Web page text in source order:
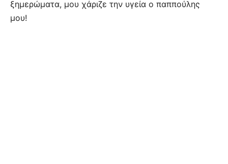
ξημερώματα, μου χάριζε την υγεία ο παππούλης
μου!